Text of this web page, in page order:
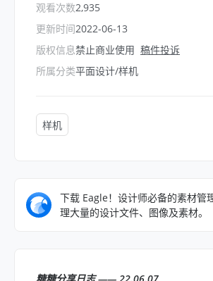
观看次数
更新时间
版权信息
所属分类
2,935
2022-06-13
禁止商业使用 稿件投诉
平面设计/样机
样机
下载 Eagle！设计师必备的素材管
理大量的设计文件、图像及素材。